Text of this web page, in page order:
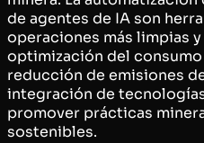
de agentes de IA son
operaciones más limpias
optimización del consumo
reducción de emisiones
integración de
promover prácticas
sostenibles.